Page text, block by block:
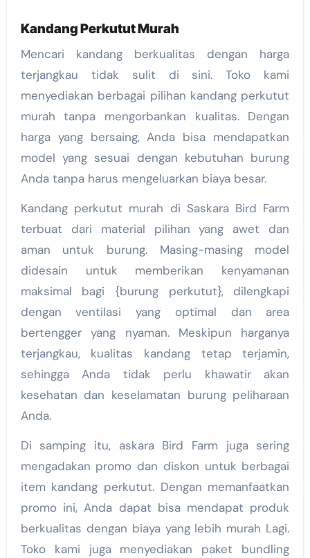
Kandang Perkutut Murah
Mencari kandang berkualitas dengan harga
terjangkau tidak sulit di sini. Toko kami
menyediakan berbagai pilihan kandang perkutut
murah tanpa mengorbankan kualitas. Dengan
harga yang bersaing, Anda bisa mendapatkan
model yang sesuai dengan kebutuhan burung
Anda tanpa harus mengeluarkan biaya besar.
Kandang perkutut murah di Saskara Bird Farm
terbuat dari material pilihan yang awet dan
aman untuk burung. Masing-masing model
didesain untuk memberikan kenyamanan
maksimal bagi {burung perkutut}, dilengkapi
dengan ventilasi yang optimal dan area
bertengger yang nyaman. Meskipun harganya
terjangkau, kualitas kandang tetap terjamin,
sehingga Anda tidak perlu khawatir akan
kesehatan dan keselamatan burung peliharaan
Anda.
Di samping itu, askara Bird Farm juga sering
mengadakan promo dan diskon untuk berbagai
item kandang perkutut. Dengan memanfaatkan
promo ini, Anda dapat bisa mendapat produk
berkualitas dengan biaya yang lebih murah Lagi.
Toko kami juga menyediakan paket bundling